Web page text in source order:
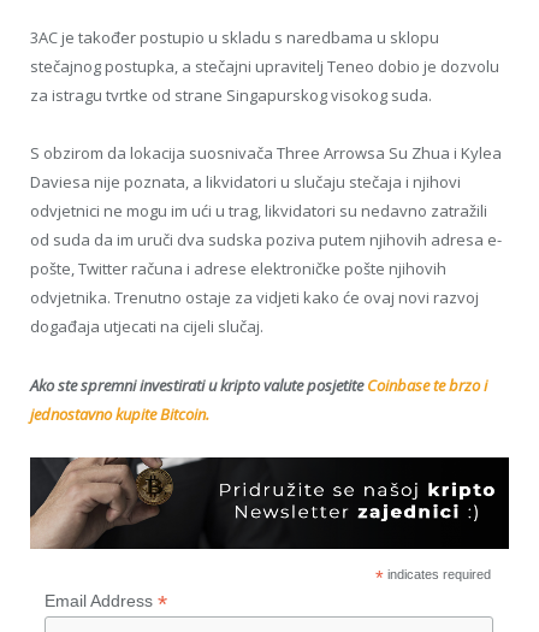
3AC je također postupio u skladu s naredbama u sklopu
stečajnog postupka, a stečajni upravitelj Teneo dobio je dozvolu
za istragu tvrtke od strane Singapurskog visokog suda.
S obzirom da lokacija suosnivača Three Arrowsa Su Zhua i Kylea
Daviesa nije poznata, a likvidatori u slučaju stečaja i njihovi
odvjetnici ne mogu im ući u trag, likvidatori su nedavno zatražili
od suda da im uruči dva sudska poziva putem njihovih adresa e-
pošte, Twitter računa i adrese elektroničke pošte njihovih
odvjetnika. Trenutno ostaje za vidjeti kako će ovaj novi razvoj
događaja utjecati na cijeli slučaj.
Ako ste spremni investirati u kripto valute posjetiteCoinbase te brzo i
jednostavno kupite Bitcoin.
*indicates required
Email Address *